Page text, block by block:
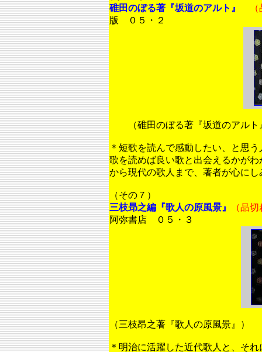
碓田のぼる著『坂道のアルト』
版 ０５・２
（碓田のぼる著『坂道のアルト
＊短歌を読んで感動したい、と思
歌を読めば良い歌と出会えるかが
から現代の歌人まで、著者が心に
（その７）
三枝昻之編『歌人の原風景』
（品
阿弥書店 ０５・３
（三枝昂之著『歌人の原風景』）
＊明治に活躍した近代歌人と、そ